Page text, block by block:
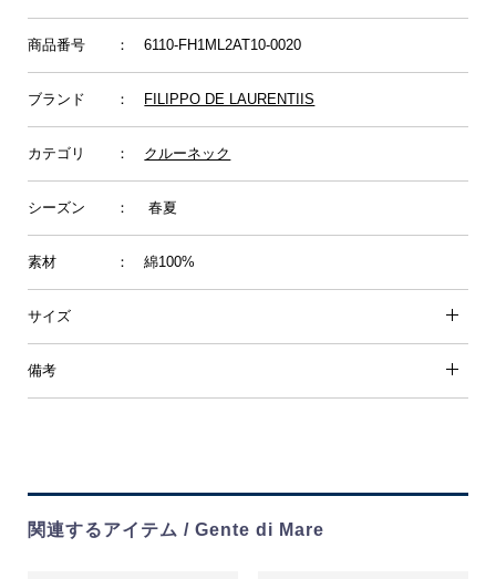
商品番号 ： 6110-FH1ML2AT10-0020
ブランド ： FILIPPO DE LAURENTIIS
カテゴリ ： クルーネック
シーズン ： 春夏
素材 ： 綿100%
サイズ
備考
関連するアイテム / Gente di Mare